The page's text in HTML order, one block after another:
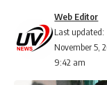
Last updated:
November 5,
9:42 am
Web Editor